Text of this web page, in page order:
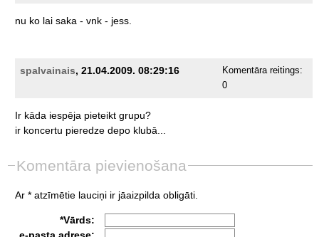
nu ko lai saka - vnk - jess.
spalvainais, 21.04.2009. 08:29:16
Komentāra reitings:
0
Ir kāda iespēja pieteikt grupu?
ir koncertu pieredze depo klubā...
Komentāra pievienošana
Ar * atzīmētie lauciņi ir jāaizpilda obligāti.
*Vārds: